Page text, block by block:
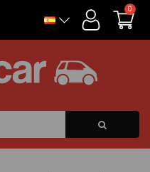
0